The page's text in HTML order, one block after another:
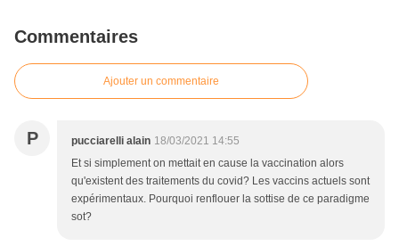
Commentaires
Ajouter un commentaire
P pucciarelli alain 18/03/2021 14:55
Et si simplement on mettait en cause la vaccination alors
qu'existent des traitements du covid? Les vaccins actuels sont
expérimentaux. Pourquoi renflouer la sottise de ce paradigme
sot?